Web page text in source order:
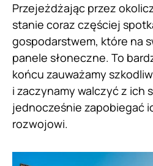
Przejeżdżając przez
stanie coraz częściej
gospodarstwem, które na
panele słoneczne. To
końcu zauważamy
i zaczynamy walczyć z ich
jednocześnie zapobiegać
rozwojowi.